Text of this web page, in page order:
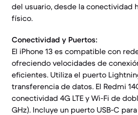
del usuario, desde la conectividad
físico.
Conectividad y Puertos:
El iPhone 13 es compatible con
ofreciendo velocidades de
eficientes. Utiliza el puerto
transferencia de datos. El Redmi
conectividad 4G LTE y Wi-Fi de
GHz). Incluye un puerto USB-C